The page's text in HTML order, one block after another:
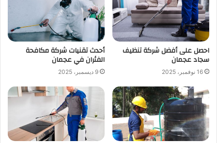
احصل على أفضل شركة تنظيف
سجاد عجمان
16 نوفمبر، 2025
أحدث تقنيات شركة مكافحة
الفئران في عجمان
9 ديسمبر، 2025